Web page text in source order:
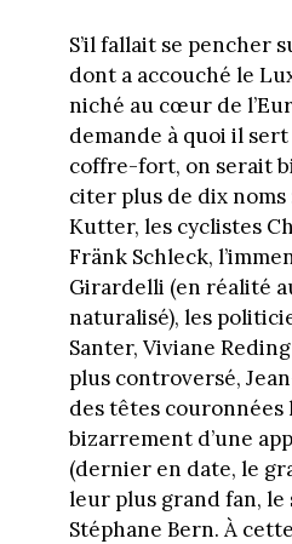
S’il fallait se pencher
dont a accouché le
niché au cœur de
demande à quoi il
coffre-fort, on serait
citer plus de dix noms
Kutter, les cyclistes
Fränk Schleck,
Girardelli (en réalité
naturalisé), les
Santer, Viviane
plus controversé,
des têtes
bizarrement d’une
(dernier en date, le
leur plus grand fan, le
Stéphane Bern. À